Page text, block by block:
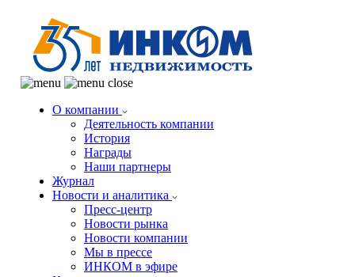
О компании
Деятельность компании
История
Награды
Наши партнеры
Журнал
Новости и аналитика
Пресс-центр
Новости рынка
Новости компании
Мы в прессе
ИНКОМ в эфире